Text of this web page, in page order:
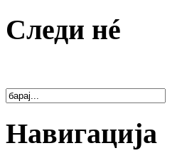
Следи нé
Навигација